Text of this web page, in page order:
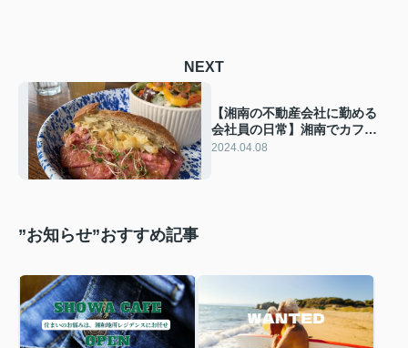
NEXT
【湘南の不動産会社に勤める
会社員の日常】湘南でカフェ
超え熟成肉＠3nd CAFE+BAR
2024.04.08
”お知らせ”おすすめ記事